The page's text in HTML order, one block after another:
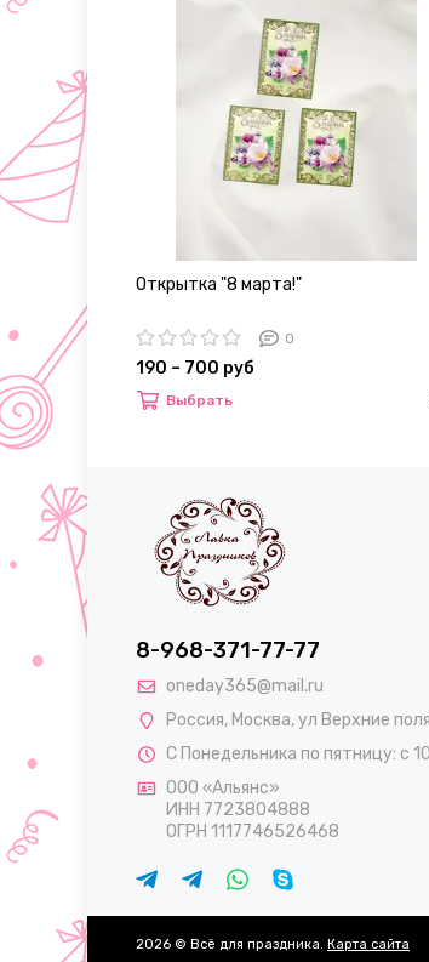
Открытка "8 марта!"
0
190 – 700 руб
Выбрать
8-968-371-77-77
oneday365@mail.ru
Россия, Москва,ул Верхние
С Понедельника по пятницу: с
ООО «Альянс»
ИНН 7723804888
ОГРН 1117746526468
2026 © Всё для праздника. Карта сайта